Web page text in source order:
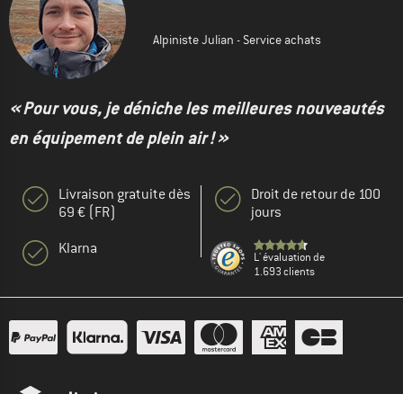
Alpiniste Julian - Service achats
« Pour vous, je déniche les meilleures nouveautés
en équipement de plein air ! »
Livraison gratuite dès
69 € (FR)
Klarna
Droit de retour de 100
jours
L' évaluation de
1.693 clients